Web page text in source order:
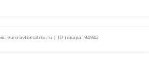
euro-avtomatika.ru | ID товара: 94942